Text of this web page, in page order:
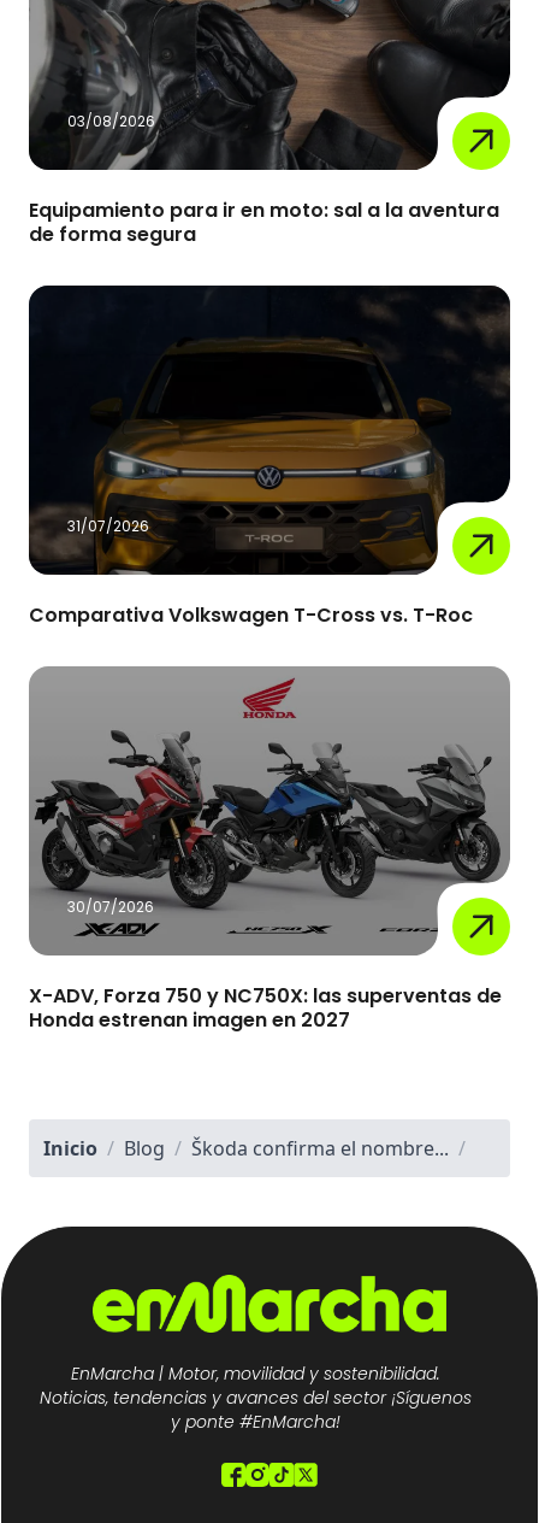
03/08/2026
Equipamiento para ir en moto: sal a la aventura
de forma segura
31/07/2026
Comparativa Volkswagen T-Cross vs. T-Roc
30/07/2026
X-ADV, Forza 750 y NC750X: las superventas de
Honda estrenan imagen en 2027
Inicio / Blog / Škoda confirma el nombre... /
EnMarcha | Motor, movilidad y sostenibilidad.
Noticias, tendencias y avances del sector ¡Síguenos
y ponte #EnMarcha!